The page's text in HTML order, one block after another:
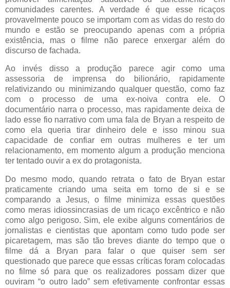
comunidades carentes. A verdade é que esse ricaços
provavelmente pouco se importam com as vidas do resto do
mundo e estão se preocupando apenas com a própria
existência, mas o filme não parece enxergar além do
discurso de fachada.
Ao invés disso a produção parece agir como uma
assessoria de imprensa do bilionário, rapidamente
relativizando ou minimizando qualquer questão, como faz
com o processo de uma ex-noiva contra ele. O
documentário narra o processo, mas rapidamente deixa de
lado esse fio narrativo com uma fala de Bryan a respeito de
como ela queria tirar dinheiro dele e isso minou sua
capacidade de confiar em outras mulheres e ter um
relacionamento, em momento algum a produção menciona
ter tentado ouvir a ex do protagonista.
Do mesmo modo, quando retrata o fato de Bryan estar
praticamente criando uma seita em torno de si e se
comparando a Jesus, o filme minimiza essas questões
como meras idiossincrasias de um ricaço excêntrico e não
como algo perigoso. Sim, ele exibe alguns comentários de
jornalistas e cientistas que apontam como tudo pode ser
picaretagem, mas são tão breves diante do tempo que o
filme dá a Bryan para falar o que quiser sem ser
questionado que parece que essas críticas foram colocadas
no filme só para que os realizadores possam dizer que
ouviram “o outro lado” sem efetivamente confrontar essas